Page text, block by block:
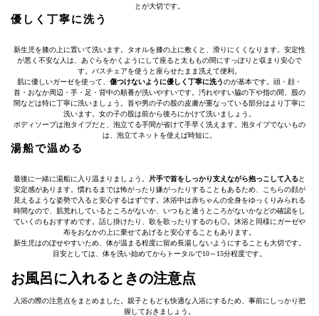
とが大切です。
優しく丁寧に洗う
新生児を膝の上に置いて洗います。タオルを膝の上に敷くと、滑りにくくなります。安定性
が悪く不安な人は、あぐらをかくようにして座ると太ももの間にすっぽりと収まり安心で
す。バスチェアを使うと座らせたまま洗えて便利。
肌に優しいガーゼを使って、 傷つけないように優しく丁寧に洗うのが基本です。頭・顔・
首・おなか周辺・手・足・背中の順番が洗いやすいです。汚れやすい脇の下や指の間、股の
間などは特に丁寧に洗いましょう。首や男の子の股の皮膚が重なっている部分はより丁寧に
洗います。女の子の股は前から後ろにかけて洗いましょう。
ボディソープは泡タイプだと、泡立てる手間が省けて手早く洗えます。泡タイプでないもの
は、泡立てネットを使えば時短に。
湯船で温める
最後に一緒に湯船に入り温まりましょう。 片手で首をしっかり支えながら抱っこして入る と
安定感があります。慣れるまでは怖がったり嫌がったりすることもあるため、こちらの顔が
見えるような姿勢で入ると安心するはずです。沐浴中は赤ちゃんの全身をゆっくりみられる
時間なので、肌荒れしているところがないか、いつもと違うところがないかなどの確認をし
ていくのもおすすめです。話し掛けたり、歌を歌ったりするのも◎。沐浴と同様にガーゼや
布をおなかの上に乗せてあげると安心することもあります。
新生児はのぼせやすいため、体が温まる程度に留め長湯しないようにすることも大切です。
目安としては、体を洗い始めてからトータルで10～15分程度です。
お風呂に入れるときの注意点
入浴の際の注意点をまとめました。親子ともども快適な入浴にするため、事前にしっかり把
握しておきましょう。